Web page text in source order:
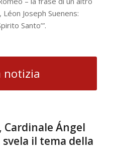
Joseph Suenens:
Santo’”.
notizia
Ángel
il tema della